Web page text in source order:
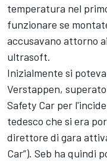
temperatura nel
funzionare se
accusavano attorno
ultrasoft.
Inizialmente si
Verstappen,
Safety Car per
tedesco che si era
direttore di gara
Car”). Seb ha quindi